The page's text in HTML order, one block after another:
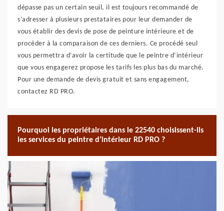
dépasse pas un certain seuil, il est toujours recommandé de
s’adresser à plusieurs prestataires pour leur demander de
vous établir des devis de pose de peinture intérieure et de
procéder à la comparaison de ces derniers. Ce procédé seul
vous permettra d’avoir la certitude que le peintre d’intérieur
que vous engagerez propose les tarifs les plus bas du marché.
Pour une demande de devis gratuit et sans engagement,
contactez RD PRO.
Pourquoi les propriétaires dans le 22540 choisissent-ils
les services du peintre d’intérieur RD PRO ?